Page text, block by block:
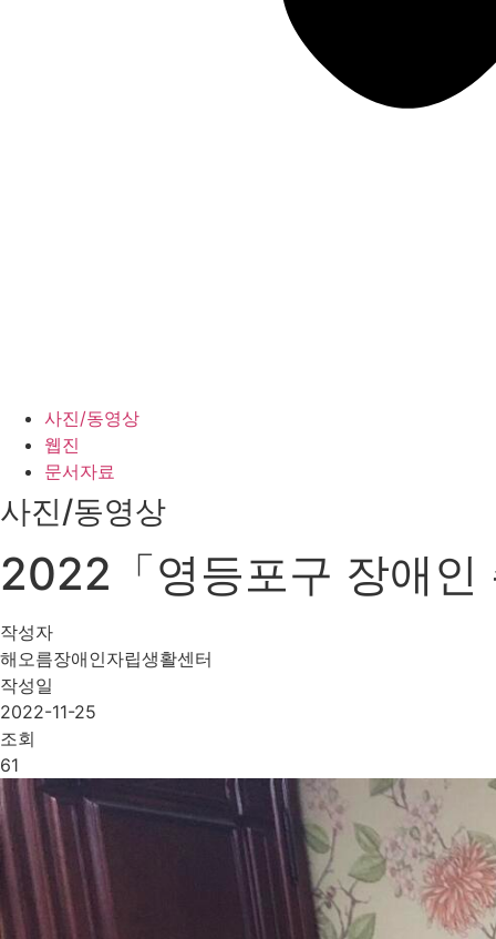
사진/동영상
웹진
문서자료
사진/동영상
2022「영등포구 장애인
작성자
해오름장애인자립생활센터
작성일
2022-11-25
조회
61